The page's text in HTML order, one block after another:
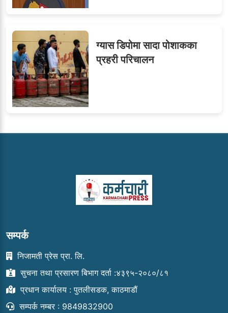
ग्यास डिपोमा सादा पोशाकका
प्रहरी परिचालन
सम्पर्क
निजामती प्रेस प्रा. लि.
सुचना तथा प्रसारण बिभाग दर्ता :४३९५-२०८०/८१
प्रधान कार्यालय : पुतलीसडक, काठमाडौं
सम्पर्क नम्बर : 9849832900